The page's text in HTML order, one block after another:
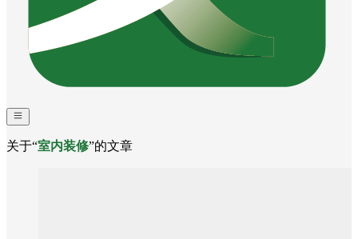
关于“室内装修”的文章